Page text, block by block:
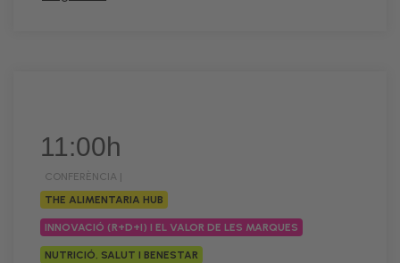
11:00h
CONFERÈNCIA |
THE ALIMENTARIA HUB
INNOVACIÓ (R+D+I) I EL VALOR DE LES MARQUES
NUTRICIÓ, SALUT I BENESTAR